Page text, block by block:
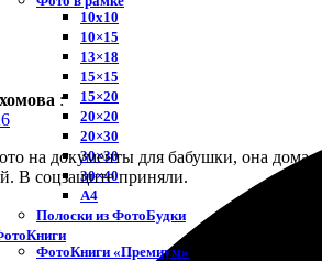
10х10
10×15
13×18
15×15
15×20
20×20
20×30
30×30
30×40
A4
Полоски из ФотоБудки
ФотоКниги «Премиум»
:
на документы для бабушки, она дома
В соцзащите приняли.